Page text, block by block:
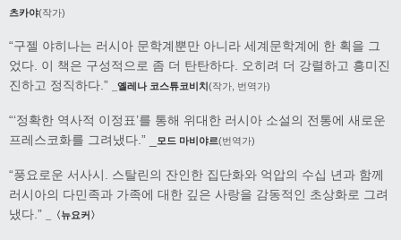
츠카야(작가)
“구젤 야히나는 러시아 문학계뿐만 아니라 세계문학계에 한 획을 그
었다. 이 책은 구성적으로 좀 더 탄탄하다. 오히려 더 강렬하고 흥미진
진하고 정직하다.”
_옐레나 코스튜코비치 (작가, 번역가)
“‘정확한 역사적 이정표’를 통해 위대한 러시아 소설의 전통에 새로운
프레스코화를 그려냈다.” _
모드 마비야르(번역가)
“풍요로운 서사시. 스탈린의 잔인한 집단화와 억압의 수십 년과 함께
러시아의 다민족과 가족에 대한 깊은 사랑을 감동적인 초상화로 그려
냈다.”
_〈뉴요커〉